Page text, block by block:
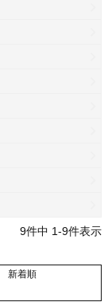
9件中 1-9件表示
新着順